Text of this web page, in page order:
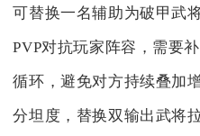
可替换一名辅助为破甲武
PVP对抗玩家阵容，需要
循环，避免对方持续叠加
分坦度，替换双输出武将